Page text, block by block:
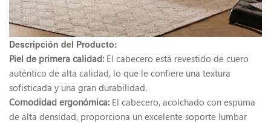
Descripción del Producto:
Piel de primera calidad: El cabecero está revestido de cuero
auténtico de alta calidad, lo que le confiere una textura
sofisticada y una gran durabilidad.
Comodidad ergonómica: El cabecero, acolchado con espuma
de alta densidad, proporciona un excelente soporte lumbar